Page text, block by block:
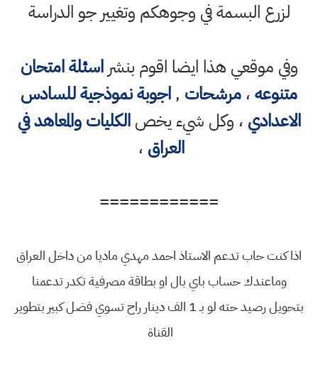
لزرع البسمة في وجوهكم وتغيير جو الدراسة
وفي موقعي هذا ايضا اقوم بنشراسئلة امتحان
متنوعه،مرشحات ,اجوبة نموذجية للسادس
الاعدادي ، وكل شيء يخصالكليات والمعاهد في
العراق ،
============
اذا كنت حاب تدعم الاستاذ احمد مهدي ماديا من داخل العراق
وماعندك حساب باي بال او بطاقة مصرفية تكدر تدعمنا
بتحويل رصيد حته لو بـ 1 الف دينار راح تسوي فضل كبير بتطوير
القناة